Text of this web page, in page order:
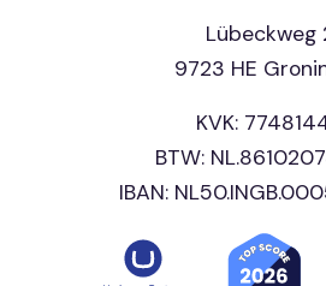
Lübeckweg
9723 HE
KVK:
BTW:
IBAN: